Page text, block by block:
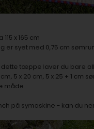
x 165 cm
er syet med 0,75 cm
dette tæppe laver du bare
cm, 5 x 20 cm, 5 x 25 + 1 cm
måde.
på symaskine - kan du